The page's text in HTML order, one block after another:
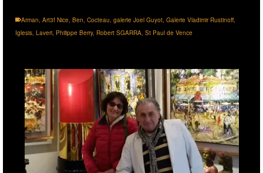
Arman, Art3f Nice, Ben, Cocteau, galerie Joel Guyot, Galerie Vladimir Rustinoff,
Iglesis, Laveri, Philippe Berry, Robert SGARRA, St Paul de Vence